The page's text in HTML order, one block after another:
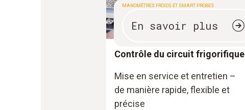
MANOMÈTRES FROIDS ET SMART PROBES
En savoir plus
Contrôle du circuit frigorifique
Mise en service et entretien –
de manière rapide, flexible et
précise